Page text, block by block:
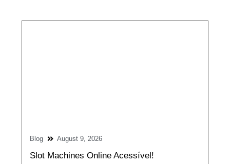
Blog August 9, 2026
Slot Machines Online Acessível!